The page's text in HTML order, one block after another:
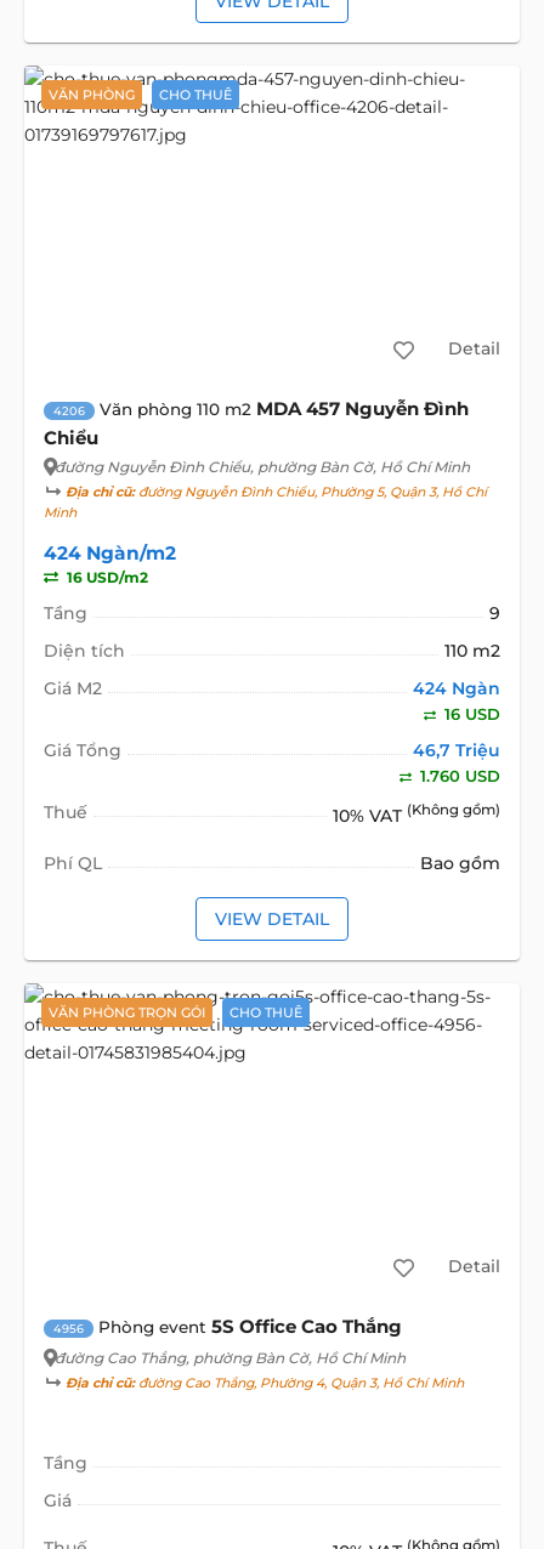
VĂN PHÒNG CHO THUÊ
Detail
4206 Văn phòng 110 m2 MDA 457 Nguyễn Đình
Chiểu
đường Nguyễn Đình Chiểu, phường Bàn Cờ, Hồ Chí Minh
Địa chỉ cũ:đường Nguyễn Đình Chiểu, Phường 5, Quận 3, Hồ Chí
Minh
424 Ngàn/m2
16 USD/m2
Tầng
9
Diện tích
110 m2
Giá M2
424 Ngàn
16 USD
Giá Tổng 46,7 Triệu
1.760 USD
Thuế 10% VAT (Không gồm)
Phí QL Bao gồm
VIEW DETAIL
VĂN PHÒNG TRỌN GÓI CHO THUÊ
Detail
4956 Phòng event 5S Office Cao Thắng
đường Cao Thắng, phường Bàn Cờ, Hồ Chí Minh
Địa chỉ cũ:đường Cao Thắng, Phường 4, Quận 3, Hồ Chí Minh
Tầng
Giá